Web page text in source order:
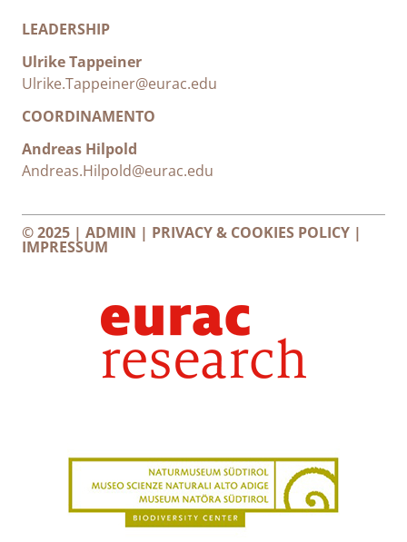
LEADERSHIP
Ulrike Tappeiner
Ulrike.Tappeiner@eurac.edu
COORDINAMENTO
Andreas Hilpold
Andreas.Hilpold@eurac.edu
© 2025 | ADMIN | PRIVACY & COOKIES POLICY |
IMPRESSUM